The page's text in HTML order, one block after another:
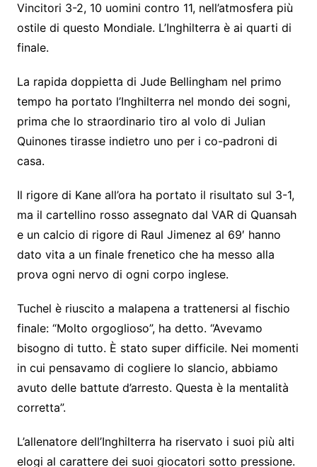
Vincitori 3-2, 10 uomini contro 11, nell’atmosfera più
ostile di questo Mondiale. L’Inghilterra è ai quarti di
finale.
La rapida doppietta di Jude Bellingham nel primo
tempo ha portato l’Inghilterra nel mondo dei sogni,
prima che lo straordinario tiro al volo di Julian
Quinones tirasse indietro uno per i co-padroni di
casa.
Il rigore di Kane all’ora ha portato il risultato sul 3-1,
ma il cartellino rosso assegnato dal VAR di Quansah
e un calcio di rigore di Raul Jimenez al 69′ hanno
dato vita a un finale frenetico che ha messo alla
prova ogni nervo di ogni corpo inglese.
Tuchel è riuscito a malapena a trattenersi al fischio
finale: “Molto orgoglioso”, ha detto. “Avevamo
bisogno di tutto. È stato super difficile. Nei momenti
in cui pensavamo di cogliere lo slancio, abbiamo
avuto delle battute d’arresto. Questa è la mentalità
corretta”.
L’allenatore dell’Inghilterra ha riservato i suoi più alti
elogi al carattere dei suoi giocatori sotto pressione.